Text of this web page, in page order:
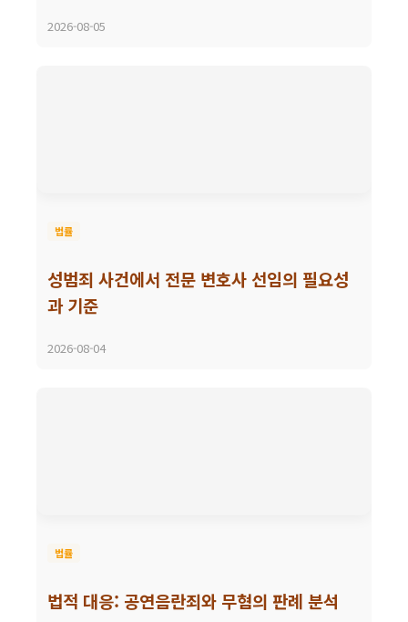
2026-08-05
법률
성범죄 사건에서 전문 변호사 선임의 필요성
과 기준
2026-08-04
법률
법적 대응: 공연음란죄와 무혐의 판례 분석